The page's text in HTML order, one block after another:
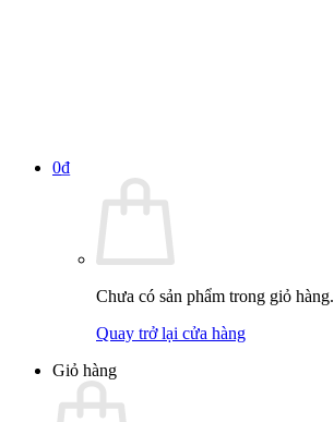
0₫
Chưa có sản phẩm trong giỏ hàng.
Quay trở lại cửa hàng
Giỏ hàng